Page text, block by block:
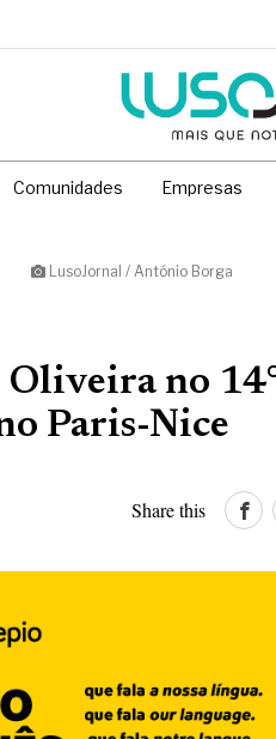
Comunidades Empresas
LusoJornal / António Borga
no
Paris-Nice
Share this